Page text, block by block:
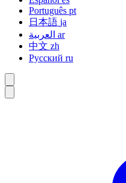
Português pt
日本語 ja
ar
中文 zh
Русский ru